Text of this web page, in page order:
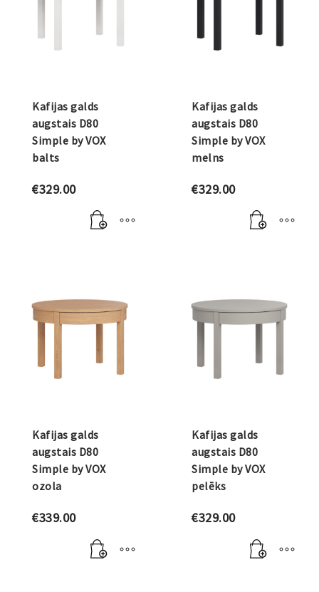
Kafijas galds
augstais D80
Simple by VOX
balts
€329.00
Kafijas galds
augstais D80
Simple by VOX
melns
€329.00
Kafijas galds
augstais D80
Simple by VOX
ozola
€339.00
Kafijas galds
augstais D80
Simple by VOX
pelēks
€329.00